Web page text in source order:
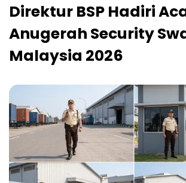
Direktur BSP Hadiri
Anugerah Security
Malaysia 2026